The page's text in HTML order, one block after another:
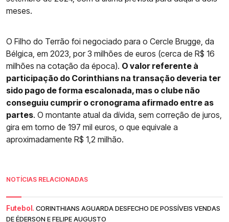
meses.
O Filho do Terrão foi negociado para o Cercle Brugge, da
Bélgica, em 2023, por 3 milhões de euros (cerca de R$ 16
milhões na cotação da época). O valor referente à
participação do Corinthians na transação deveria ter
sido pago de forma escalonada, mas o clube não
conseguiu cumprir o cronograma afirmado entre as
partes. O montante atual da dívida, sem correção de juros,
gira em torno de 197 mil euros, o que equivale a
aproximadamente R$ 1,2 milhão.
NOTÍCIAS RELACIONADAS
Futebol. CORINTHIANS AGUARDA DESFECHO DE POSSÍVEIS VENDAS
DE ÉDERSON E FELIPE AUGUSTO